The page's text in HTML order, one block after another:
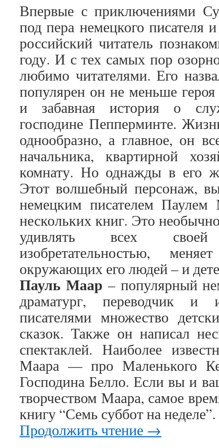
Впервые с приключениями
под пера немецкого писателя
российский читатель
году. И с тех самых пор
любимо читателями. Его
популярен он не меньше
и забавная история о
господине Пепперминте.
однообразно, а главное, он
начальника, квартирной
комнату. Но однажды в его
Этот волшебный персонаж,
немецким писателем Паулем
нескольких книг. Это
удивлять всех
изобретательностью,
окружающих его людей – и
Пауль Маар – популярный
драматург, переводчик и
писателями множество
сказок. Также он написал
спектаклей. Наиболее
Маара — про Маленького
Господина Белло. Если вы и
творчеством Маара, самое
книгу “Семь суббот на неделе”.
Продолжить чтение →